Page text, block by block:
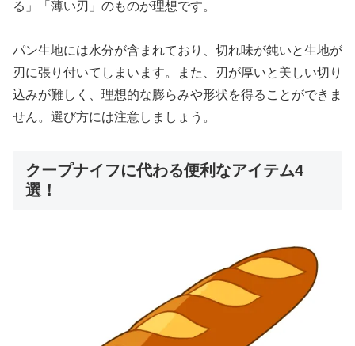
る」「薄い刃」のものが理想です。
パン生地には水分が含まれており、切れ味が鈍いと生地が
刃に張り付いてしまいます。また、刃が厚いと美しい切り
込みが難しく、理想的な膨らみや形状を得ることができま
せん。選び方には注意しましょう。
クープナイフに代わる便利なアイテム4
選！